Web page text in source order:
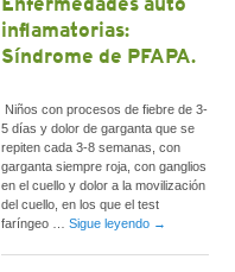
inflamatorias:
Síndrome de PFAPA.
Niños con procesos de fiebre de 3-
5 días y dolor de garganta que se
repiten cada 3-8 semanas, con
garganta siempre roja, con ganglios
en el cuello y dolor a la movilización
del cuello, en los que el test
faríngeo … Sigue leyendo →